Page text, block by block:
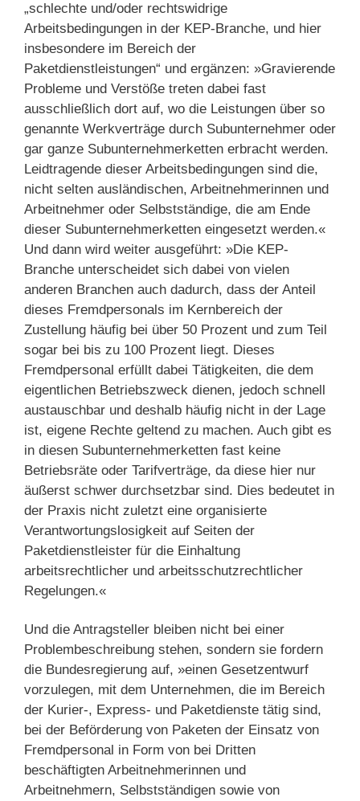
„schlechte und/oder rechtswidrige
Arbeitsbedingungen in der KEP-Branche, und hier
insbesondere im Bereich der
Paketdienstleistungen“ und ergänzen: »Gravierende
Probleme und Verstöße treten dabei fast
ausschließlich dort auf, wo die Leistungen über so
genannte Werkverträge durch Subunternehmer oder
gar ganze Subunternehmerketten erbracht werden.
Leidtragende dieser Arbeitsbedingungen sind die,
nicht selten ausländischen, Arbeitnehmerinnen und
Arbeitnehmer oder Selbstständige, die am Ende
dieser Subunternehmerketten eingesetzt werden.«
Und dann wird weiter ausgeführt: »Die KEP-
Branche unterscheidet sich dabei von vielen
anderen Branchen auch dadurch, dass der Anteil
dieses Fremdpersonals im Kernbereich der
Zustellung häufig bei über 50 Prozent und zum Teil
sogar bei bis zu 100 Prozent liegt. Dieses
Fremdpersonal erfüllt dabei Tätigkeiten, die dem
eigentlichen Betriebszweck dienen, jedoch schnell
austauschbar und deshalb häufig nicht in der Lage
ist, eigene Rechte geltend zu machen. Auch gibt es
in diesen Subunternehmerketten fast keine
Betriebsräte oder Tarifverträge, da diese hier nur
äußerst schwer durchsetzbar sind. Dies bedeutet in
der Praxis nicht zuletzt eine organisierte
Verantwortungslosigkeit auf Seiten der
Paketdienstleister für die Einhaltung
arbeitsrechtlicher und arbeitsschutzrechtlicher
Regelungen.«
Und die Antragsteller bleiben nicht bei einer
Problembeschreibung stehen, sondern sie fordern
die Bundesregierung auf, »einen Gesetzentwurf
vorzulegen, mit dem Unternehmen, die im Bereich
der Kurier-, Express- und Paketdienste tätig sind,
bei der Beförderung von Paketen der Einsatz von
Fremdpersonal in Form von bei Dritten
beschäftigten Arbeitnehmerinnen und
Arbeitnehmern, Selbstständigen sowie von